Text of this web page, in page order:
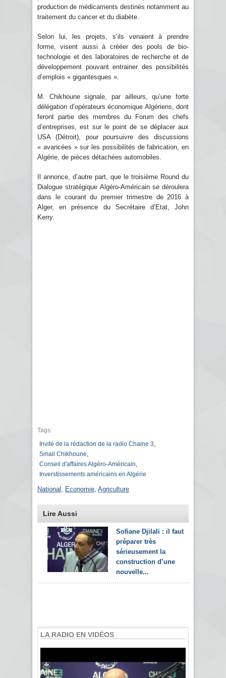
production de médicaments destinés notamment au
traitement du cancer et du diabète.
Selon lui, les projets, s’ils venaient à prendre
forme, visent aussi à crééer des pools de bio-
technologie et des laboratoires de recherche et de
développement pouvant entrainer des possibilités
d’emplois « gigantesques ».
M. Chikhoune signale, par ailleurs, qu’une forte
délégation d’opérateurs économique Algériens, dont
feront partie des membres du Forum des chefs
d’entreprises, est sur le point de se déplacer aux
USA (Détroit), pour poursuivre des discussions
« avancées » sur les possibilités de fabrication, en
Algérie, de pièces détachées automobiles.
Il annonce, d’autre part, que le troisième Round du
Dialogue stratégique Algéro-Américain se déroulera
dans le courant du premier trimestre de 2016 à
Alger, en présence du Secrétaire d’Etat, John
Kerry.
Tags:
Invité de la rédaction de la radio Chaine 3
Smail Chikhoune
Conseil d'affaires Algéro-Américain
Inverstissements américains en Algérie
National Economie Agriculture
Lire Aussi
Sofiane Djilali : il faut
préparer très
sérieusement la
construction d’une
nouvelle...
LA RADIO EN VIDÉOS